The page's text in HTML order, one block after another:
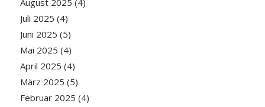
August 2025 (4)
Juli 2025 (4)
Juni 2025 (5)
Mai 2025 (4)
April 2025 (4)
März 2025 (5)
Februar 2025 (4)